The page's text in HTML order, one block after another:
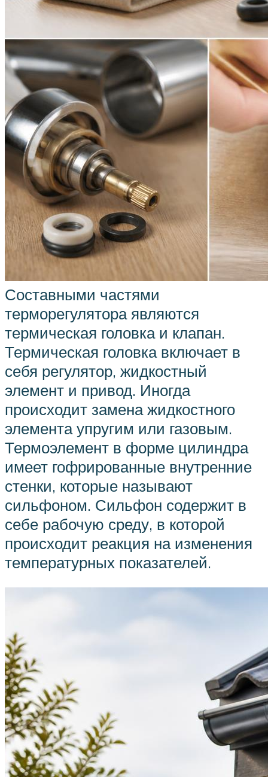
Составными частями
терморегулятора являются
термическая головка и клапан.
Термическая головка включает в
себя регулятор, жидкостный
элемент и привод. Иногда
происходит замена жидкостного
элемента упругим или газовым.
Термоэлемент в форме цилиндра
имеет гофрированные внутренние
стенки, которые называют
сильфоном. Сильфон содержит в
себе рабочую среду, в которой
происходит реакция на изменения
температурных показателей.